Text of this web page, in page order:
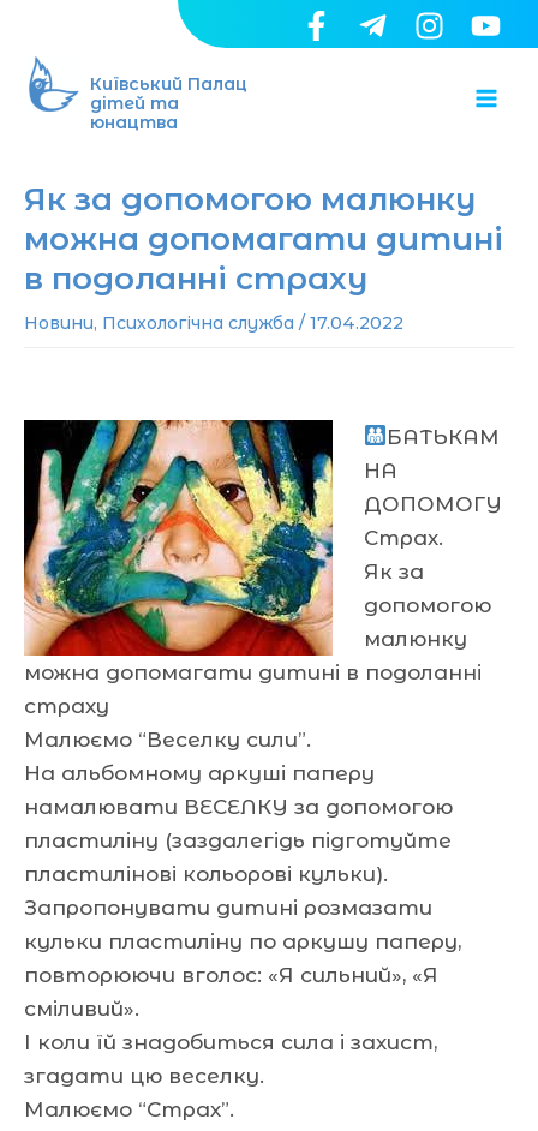
вмісту
Київський Палац
дітей та
юнацтва
Як за допомогою малюнку
можна допомагати дитині
в подоланні страху
Новини, Психологічна служба / 17.04.2022
БАТЬКАМ
НА
ДОПОМОГУ
Страх.
Як за
допомогою
малюнку
можна допомагати дитині в подоланні
страху
Малюємо “Веселку сили”.
На альбомному аркуші паперу
намалювати ВЕСЕЛКУ за допомогою
пластиліну (заздалегідь підготуйте
пластилінові кольорові кульки).
Запропонувати дитині розмазати
кульки пластиліну по аркушу паперу,
повторюючи вголос: «Я сильний», «Я
сміливий».
І коли їй знадобиться сила і захист,
згадати цю веселку.
Малюємо “Страх”.